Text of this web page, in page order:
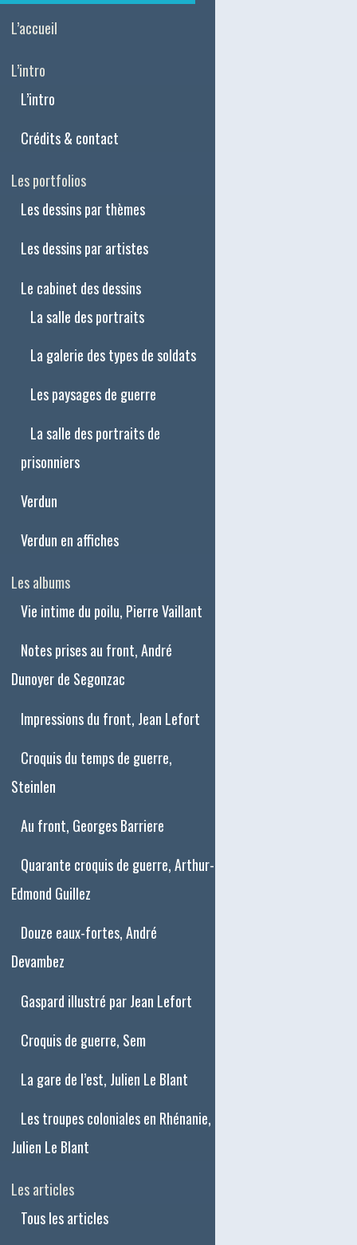
L’accueil
L’intro
L’intro
Crédits & contact
Les portfolios
Les dessins par thèmes
Les dessins par artistes
Le cabinet des dessins
La salle des portraits
La galerie des types de soldats
Les paysages de guerre
La salle des portraits de
prisonniers
Verdun
Verdun en affiches
Les albums
Vie intime du poilu, Pierre Vaillant
Notes prises au front, André
Dunoyer de Segonzac
Impressions du front, Jean Lefort
Croquis du temps de guerre,
Steinlen
Au front, Georges Barriere
Quarante croquis de guerre, Arthur-
Edmond Guillez
Douze eaux-fortes, André
Devambez
Gaspard illustré par Jean Lefort
Croquis de guerre, Sem
La gare de l’est, Julien Le Blant
Les troupes coloniales en Rhénanie,
Julien Le Blant
Les articles
Tous les articles